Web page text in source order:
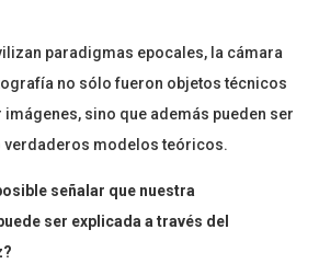
paradigmas epocales, la cámara
no sólo fueron objetos técnicos
sino que además pueden ser
modelos teóricos.
señalar que nuestra
ser explicada a través del